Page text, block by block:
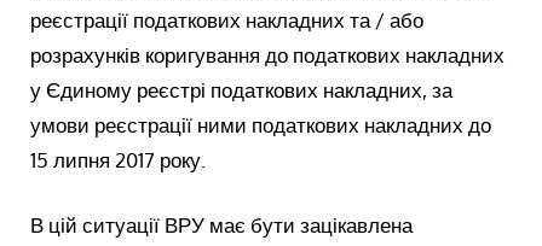
реєстрації податкових накладних та / або
розрахунків коригування до податкових накладних
у Єдиному реєстрі податкових накладних, за
умови реєстрації ними податкових накладних до
15 липня 2017 року.
В цій ситуації ВРУ має бути зацікавлена